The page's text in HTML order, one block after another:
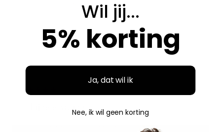
Aidan
Geverifieerde aankoop
"
"Fijne ervaring"
Duidelijke website, makkelijk bestellen en mooie
Wil jij...
5% korting
Ja, dat wil ik
Nee, ik wil geen korting